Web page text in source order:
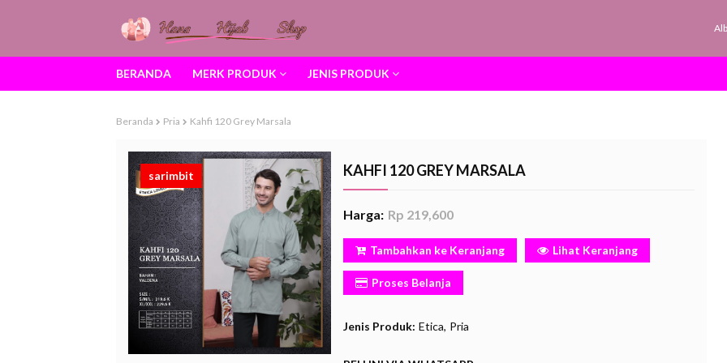
BERANDA MERK PRODUK JENIS PRODUK
Beranda Pria Kahfi 120 Grey Marsala
sarimbit KAHFI 120 GREY MARSALA
Harga: Rp 219,600
Tambahkan ke Keranjang Lihat Keranjang
Proses Belanja
Jenis Produk: Etica Pria